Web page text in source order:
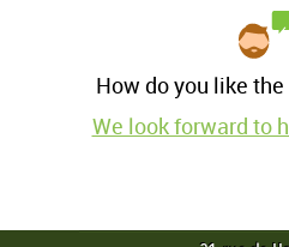
How do you like
We look forward to